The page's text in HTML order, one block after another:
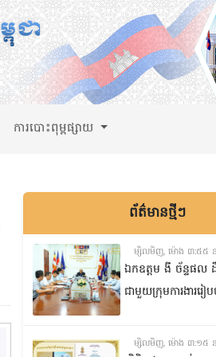
ការបោះពុម្ពផ្សាយ
ព័ត៌មានថ្មីៗ
ម្សិលមិញ, ម៉ោង ៣:៥៥ ន
ឯកឧត្តម ងី ច័ន្ទផល
ជាមួយក្រុមការងាររ
ដែលបាននិងកំពុងអនុវ
ម្សិលមិញ, ម៉ោង ៣:១៥ ន